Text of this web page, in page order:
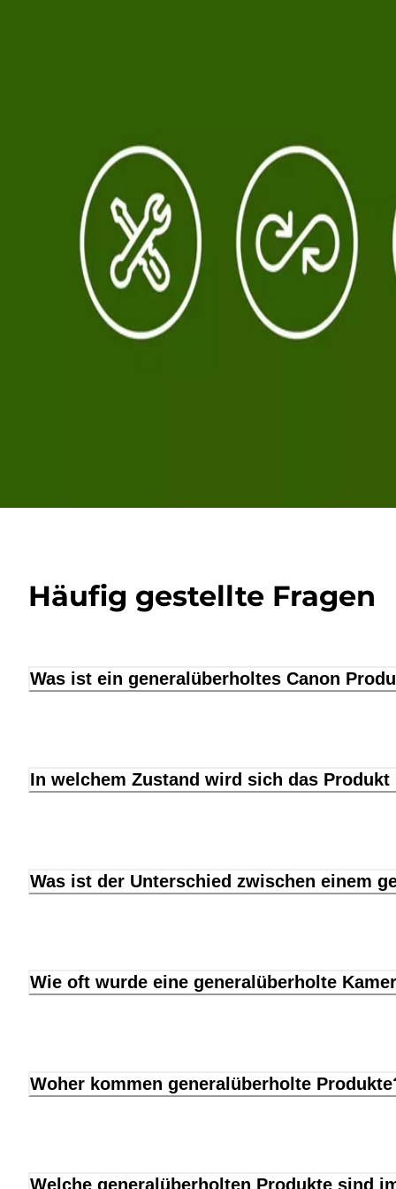
Häufig gestellte Fragen
Was ist ein generalüberholtes Canon
In welchem Zustand wird sich das Produkt
Was ist der Unterschied zwischen einem
Wie oft wurde eine generalüberholte
Woher kommen generalüberholte
Welche generalüberholten Produkte sind